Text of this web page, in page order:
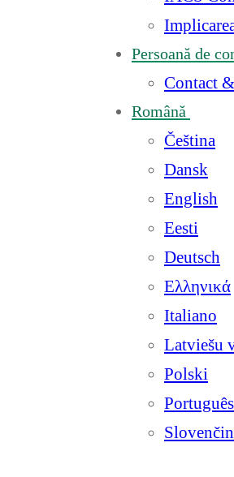
Persoană de
Contact
Română
Čeština
Dansk
English
Eesti
Deutsch
Ελληνικά
Italiano
Latviešu
Polski
Português